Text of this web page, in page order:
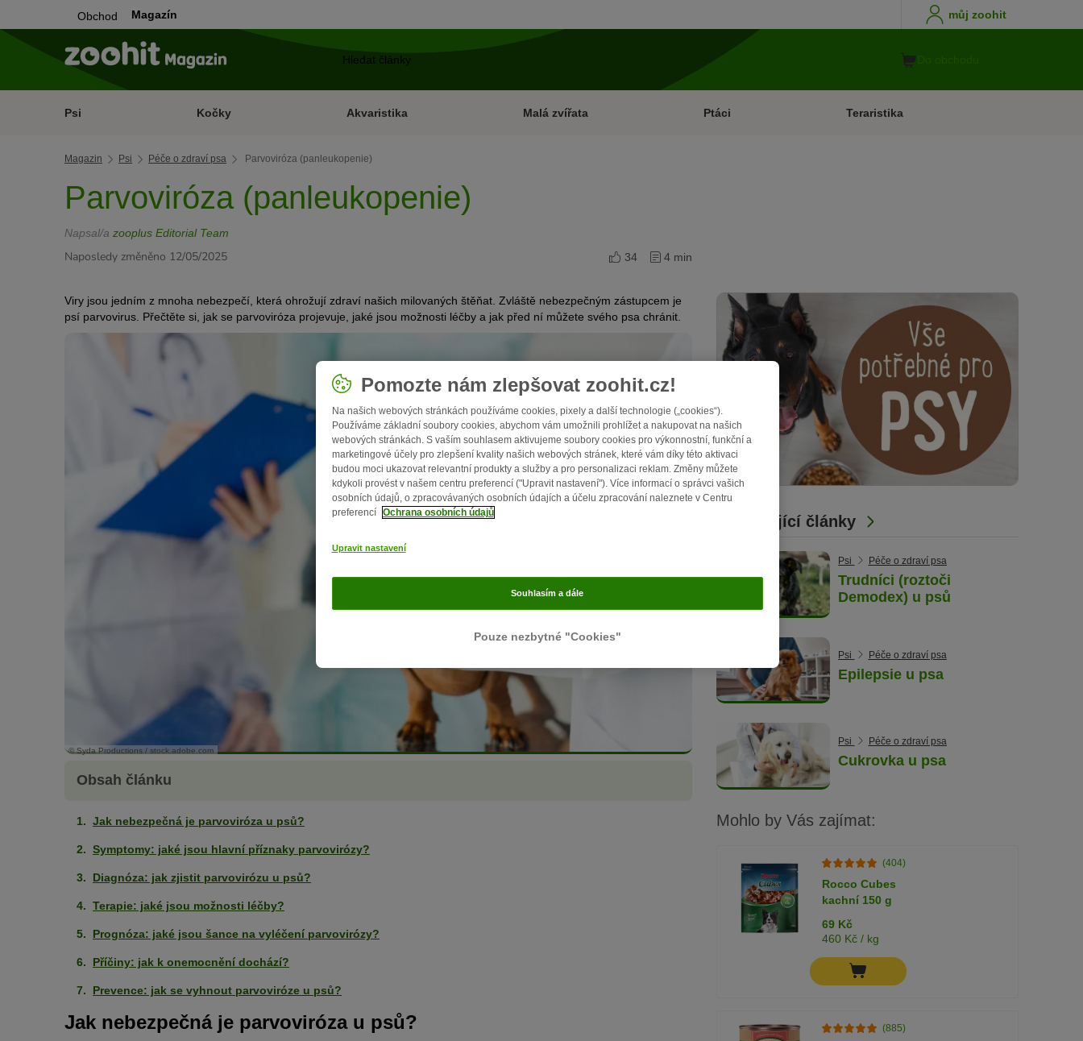
Obchod Magazín můj zoohit
Psi Kočky Akvaristika Malá zvířata Ptáci Teraristika
Magazin Psi Péče o zdraví psa Parvoviróza (panleukopenie)
Parvoviróza (panleukopenie)
Napsal/a zooplus Editorial Team
Naposledy změněno 12/05/2025 34 4 min
Viry jsou jedním z mnoha nebezpečí, která ohrožují zdraví našich milovaných štěňat. Zvláště nebezpečným zástupcem je
psí parvovirus. Přečtěte si, jak se parvoviróza projevuje, jaké jsou možnosti léčby a jak před ní můžete svého psa chránit.
© Syda Productions / stock.adobe.com
Obsah článku
Jak nebezpečná je parvoviróza u psů?
Symptomy: jaké jsou hlavní příznaky parvovirózy?
Diagnóza: jak zjistit parvovirózu u psů?
Terapie: jaké jsou možnosti léčby?
Prognóza: jaké jsou šance na vyléčení parvovirózy?
Příčiny: jak k onemocnění dochází?
Prevence: jak se vyhnout parvoviróze u psů?
Jak nebezpečná je parvoviróza u psů?
Související články
Psi Péče o zdraví psa
Trudníci (roztoči
Demodex) u psů
Psi Péče o zdraví psa
Epilepsie u psa
Psi Péče o zdraví psa
Cukrovka u psa
Mohlo by Vás zajímat:
(404)
Rocco Cubes
kachní 150 g
69 Kč
460 Kč / kg
(885)
Pomozte nám zlepšovat zoohit.cz!
Na našich webových stránkách používáme cookies, pixely a další technologie („cookies“).
Používáme základní soubory cookies, abychom vám umožnili prohlížet a nakupovat na našich
webových stránkách. S vaším souhlasem aktivujeme soubory cookies pro výkonnostní, funkční a
marketingové účely pro zlepšení kvality našich webových stránek, které vám díky této aktivaci
budou moci ukazovat relevantní produkty a služby a pro personalizaci reklam. Změny můžete
kdykoli provést v našem centru preferencí ("Upravit nastavení"). Více informací o správci vašich
osobních údajů, o zpracovávaných osobních údajích a účelu zpracování naleznete v Centru
preferencí Ochrana osobních údajů
Upravit nastavení
Pouze nezbytné "Cookies"
Souhlasím a dále